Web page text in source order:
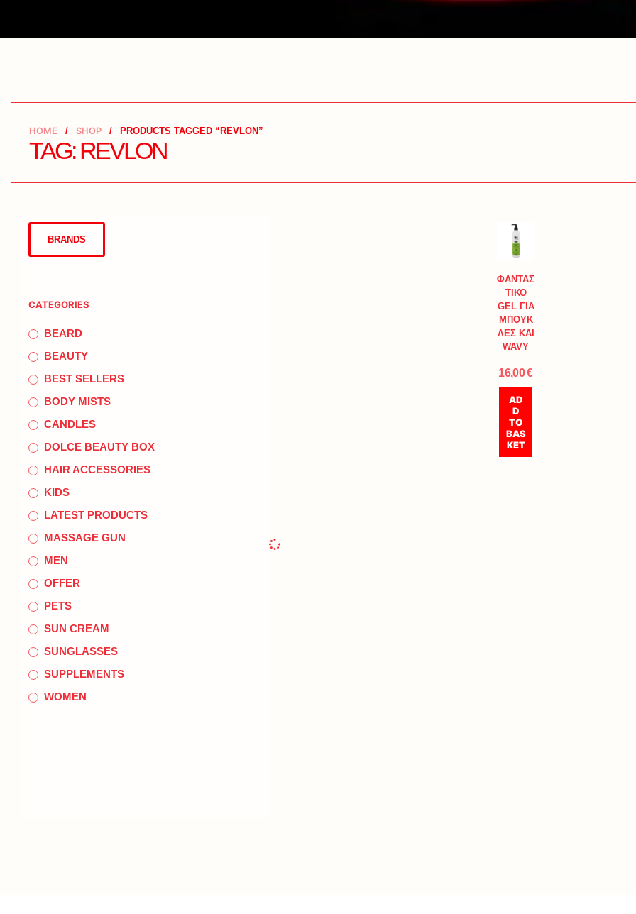
HOME / SHOP / PRODUCTS TAGGED “REVLON”
TAG: REVLON
BRANDS
CATEGORIES
BEARD
BEAUTY
BEST SELLERS
BODY MISTS
CANDLES
DOLCE BEAUTY BOX
HAIR ACCESSORIES
KIDS
LATEST PRODUCTS
MASSAGE GUN
MEN
OFFER
PETS
SUN CREAM
SUNGLASSES
SUPPLEMENTS
WOMEN
ΦΑΝΤΑΣ
ΤΙΚΟ
GEL ΓΙΑ
ΜΠΟΥΚ
ΛΕΣ ΚΑΙ
WAVY
16,00€
AD
D
TO
BAS
KET